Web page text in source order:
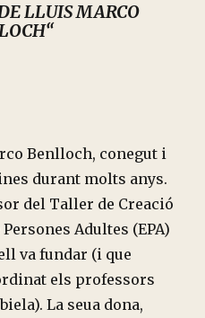
LLUIS MARCO
“
Benlloch, conegut i
durant molts anys.
del Taller de Creació
Adultes (EPA)
va fundar (i que
els professors
La seua dona,